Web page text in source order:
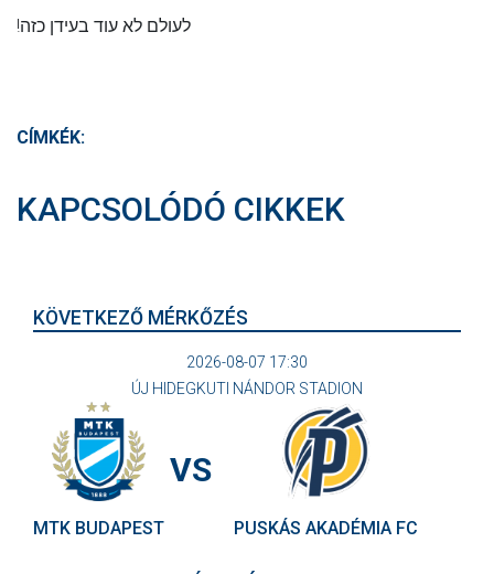
CÍMKÉK:
KAPCSOLÓDÓ CIKKEK
KÖVETKEZŐ MÉRKŐZÉS
2026-08-07 17:30
ÚJ HIDEGKUTI NÁNDOR STADION
MTK BUDAPEST
VS
PUSKÁS AKADÉMIA FC